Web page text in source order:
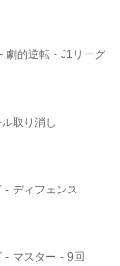
劇的逆転
J1リーグ
取り消し
ディフェンス
マスター
9回